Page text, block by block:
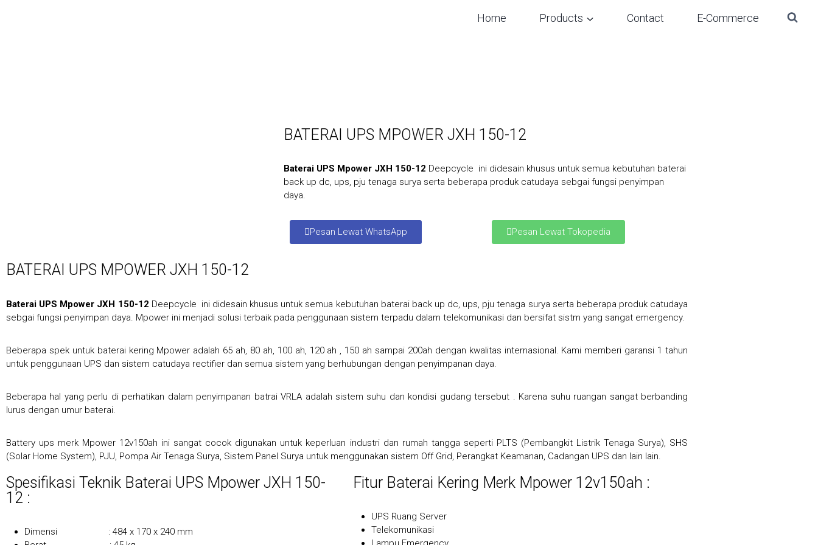
Home Products Contact E-Commerce
BATERAI UPS MPOWER JXH 150-12
Baterai UPS Mpower JXH 150-12 Deepcycle ini didesain khusus untuk semua kebutuhan baterai
back up dc, ups, pju tenaga surya serta beberapa produk catudaya sebgai fungsi penyimpan
daya.
Pesan Lewat WhatsApp Pesan Lewat Tokopedia
BATERAI UPS MPOWER JXH 150-12
Baterai UPS Mpower JXH 150-12 Deepcycle ini didesain khusus untuk semua kebutuhan baterai back up dc, ups, pju tenaga surya serta beberapa produk catudaya
sebgai fungsi penyimpan daya. Mpower ini menjadi solusi terbaik pada penggunaan sistem terpadu dalam telekomunikasi dan bersifat sistm yang sangat emergency.
Beberapa spek untuk baterai kering Mpower adalah 65 ah, 80 ah, 100 ah, 120 ah , 150 ah sampai 200ah dengan kwalitas internasional. Kami memberi garansi 1 tahun
untuk penggunaan UPS dan sistem catudaya rectifier dan semua sistem yang berhubungan dengan penyimpanan daya.
Beberapa hal yang perlu di perhatikan dalam penyimpanan batrai VRLA adalah sistem suhu dan kondisi gudang tersebut . Karena suhu ruangan sangat berbanding
lurus dengan umur baterai.
Battery ups merk Mpower 12v150ah ini sangat cocok digunakan untuk keperluan industri dan rumah tangga seperti PLTS (Pembangkit Listrik Tenaga Surya), SHS
(Solar Home System), PJU, Pompa Air Tenaga Surya, Sistem Panel Surya untuk menggunakan sistem Off Grid, Perangkat Keamanan, Cadangan UPS dan lain lain.
Spesifikasi Teknik Baterai UPS Mpower JXH 150-
12 :
Dimensi : 484 x 170 x 240 mm
Fitur Baterai Kering Merk Mpower 12v150ah :
UPS Ruang Server
Telekomunikasi